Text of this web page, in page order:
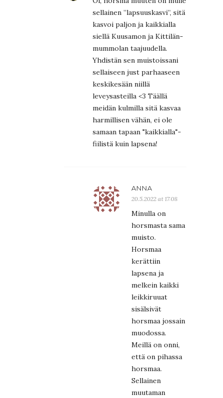
sellainen ”lapsuuskasvi”, sitä
kasvoi paljon ja kaikkialla
siellä Kuusamon ja Kittilän-
mummolan taajuudella.
Yhdistän sen muistoissani
sellaiseen just parhaaseen
keskikesään niillä
leveysasteilla <3 Täällä
meidän kulmilla sitä kasvaa
harmillisen vähän, ei ole
samaan tapaan "kaikkialla"-
fiilistä kuin lapsena!
ANNA
20.5.2022 at 17:08
Minulla on
horsmasta sama
muisto.
Horsmaa
kerättiin
lapsena ja
melkein kaikki
leikkiruuat
sisälsivät
horsmaa jossain
muodossa.
Meillä on onni,
että on pihassa
horsmaa.
Sellainen
muutaman